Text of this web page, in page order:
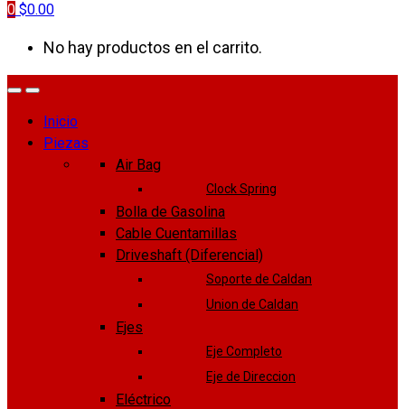
0 $0.00
No hay productos en el carrito.
Inicio
Piezas
Air Bag
Clock Spring
Bolla de Gasolina
Cable Cuentamillas
Driveshaft (Diferencial)
Soporte de Caldan
Union de Caldan
Ejes
Eje Completo
Eje de Direccion
Eléctrico